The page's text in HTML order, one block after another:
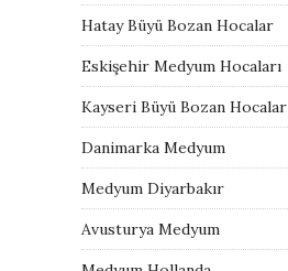
Hatay Büyü Bozan Hocalar
Eskişehir Medyum Hocaları
Kayseri Büyü Bozan Hocalar
Danimarka Medyum
Medyum Diyarbakır
Avusturya Medyum